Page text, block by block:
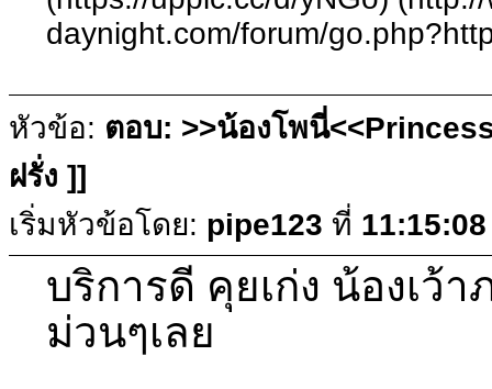
daynight.com/forum/
หัวข้อ: ตอบ: >>น้องโพนี่
ฝรั่ง ]]
เริ่มหัวข้อโดย: pipe123 ที่
บริการดี คุยเก่ง น้องเว้
ม่วนๆเลย